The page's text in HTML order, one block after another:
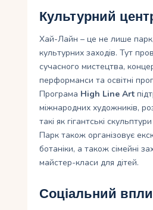
Культурний
Хай-Лайн – це не лише
культурних заходів. Тут
сучасного мистецтва,
перформанси та освітні
Програма High Line Art
міжнародних художників,
такі як гігантські
Парк також організовує
ботаніки, а також сімейні
майстер-класи для дітей.
Соціальний